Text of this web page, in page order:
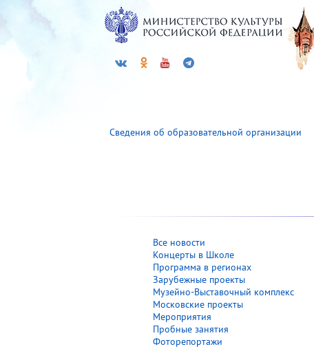
Сведения об образовательной организации
Все новости
Концерты в Школе
Программа в регионах
Зарубежные проекты
Музейно-Выставочный комплекс
Московские проекты
Мероприятия
Пробные занятия
Фоторепортажи